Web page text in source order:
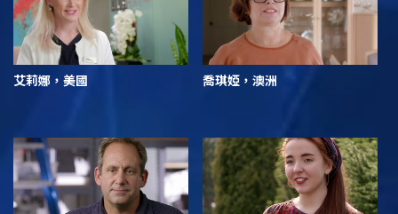
艾莉娜，美國 喬琪婭，澳洲